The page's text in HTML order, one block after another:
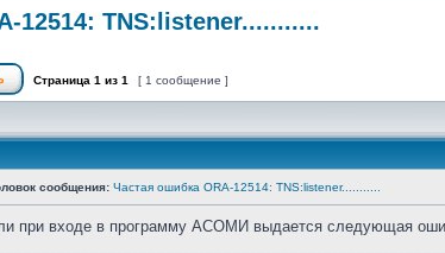
12514: TNS:listener...........
Страница 1 из 1 [ 1 сообщение ]
сообщения: Частая ошибка ORA-12514: TNS:listener...........
при входе в программу АСОМИ выдается следующая